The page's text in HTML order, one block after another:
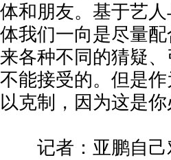
体和朋友。基于艺
体我们一向是尽量
来各种不同的猜疑
不能接受的。但是
以克制，因为这是你
记者：亚鹏自己